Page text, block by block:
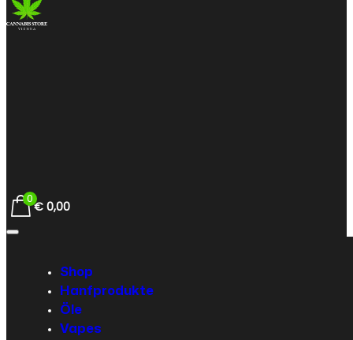
€ 0,00
0
Shop
Hanfprodukte
Öle
Vapes